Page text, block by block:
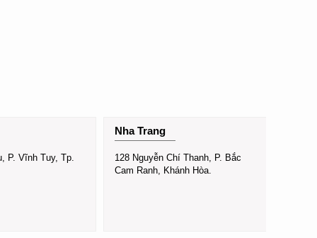
P. Vĩnh Tuy, Tp.
Nha Trang
128 Nguyễn Chí Thanh, P. Bắc
Cam Ranh, Khánh Hòa.